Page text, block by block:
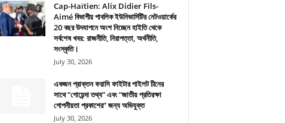
Cap-Haïtien: Alix Didier Fils-
Aimé বিভাগীয় পাবলিক ইউনিভার্সিটির নেটওয়ার্কের
20 বছর উদযাপনে অংশ নিচ্ছেন হাইতি থেকে
সর্বশেষ খবর: রাজনীতি, নিরাপত্তা, অর্থনীতি,
সংস্কৃতি।
July 30, 2026
একজন প্রাক্তন ফরাসি ফাইটার পাইলট চীনের
সাথে “গোয়েন্দা তথ্য” এবং “জাতীয় প্রতিরক্ষা
গোপনীয়তা প্রকাশের” জন্য অভিযুক্ত
July 30, 2026